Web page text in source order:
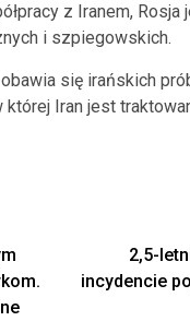
z Iranem,
i szpiegowskich.
się irańskich
Iran jest
2,5-
incydencie